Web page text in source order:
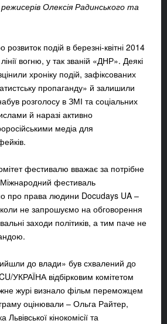
Олексія Радинського та
розвиток подій в березні-квітні 2014
вогню, у так званій «ДНР». Деякі
хроніку подій, зафіксованих
пропаганду» й залишили
розголосу в ЗМІ та соціальних
й наразі активно
медіа для
фестивалю вважає за потрібне
фестиваль
про права людини Docudays UA –
не запрошуємо на обговорення
заходи політиків, а тим паче не
до влади» був схвалений до
УКРАЇНА відбірковим комітетом
журі визнало фільм переможцем
оцінювали – Ольга Райтер,
кінокомісії та